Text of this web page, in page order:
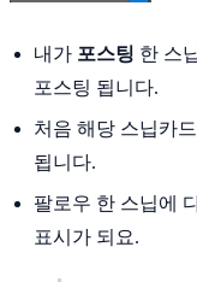
내가 포스팅 한 스
포스팅 됩니다.
처음 해당 스닙카
됩니다.
팔로우 한 스닙에
표시가 되요.